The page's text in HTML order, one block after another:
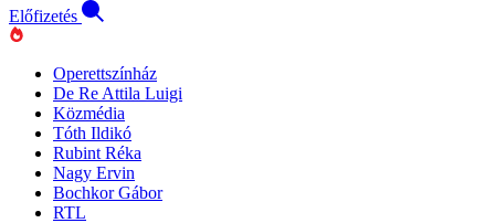
Előfizetés
Operettszínház
De Re Attila Luigi
Közmédia
Tóth Ildikó
Rubint Réka
Nagy Ervin
Bochkor Gábor
RTL